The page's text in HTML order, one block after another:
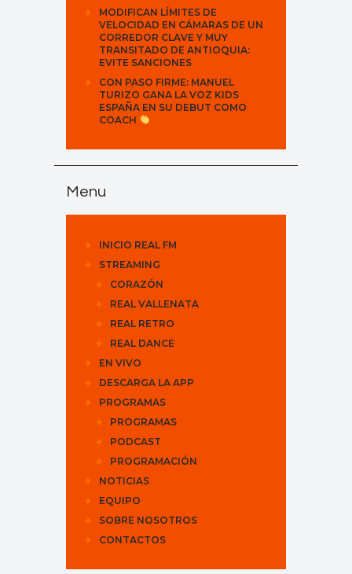
MODIFICAN LÍMITES DE
VELOCIDAD EN CÁMARAS DE UN
CORREDOR CLAVE Y MUY
TRANSITADO DE ANTIOQUIA:
EVITE SANCIONES
CON PASO FIRME: MANUEL
TURIZO GANA LA VOZ KIDS
ESPAÑA EN SU DEBUT COMO
COACH
Menu
INICIO REAL FM
STREAMING
CORAZÓN
REAL VALLENATA
REAL RETRO
REAL DANCE
EN VIVO
DESCARGA LA APP
PROGRAMAS
PROGRAMAS
PODCAST
PROGRAMACIÓN
NOTICIAS
EQUIPO
SOBRE NOSOTROS
CONTACTOS